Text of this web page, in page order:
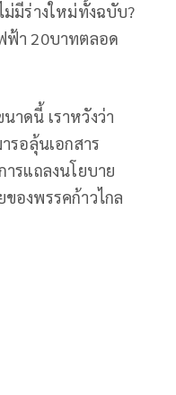
ม่มีร่างใหม่ทั้งฉบับ?
ฟ้า 20บาทตลอด
าดนี้ เราหวังว่า
รอลุ้นเอกสาร
รแถลงนโยบาย
องพรรคก้าวไกล